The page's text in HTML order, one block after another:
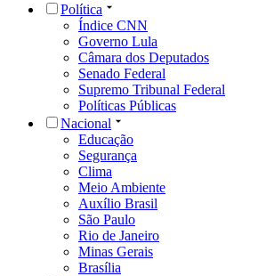
Política
Índice CNN
Governo Lula
Câmara dos Deputados
Senado Federal
Supremo Tribunal Federal
Políticas Públicas
Nacional
Educação
Segurança
Clima
Meio Ambiente
Auxílio Brasil
São Paulo
Rio de Janeiro
Minas Gerais
Brasília